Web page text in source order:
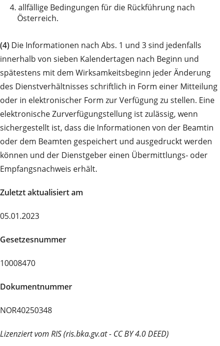
4. allfällige Bedingungen für die Rückführung nach
Österreich.
(4) Die Informationen nach Abs. 1 und 3 sind jedenfalls
innerhalb von sieben Kalendertagen nach Beginn und
spätestens mit dem Wirksamkeitsbeginn jeder Änderung
des Dienstverhältnisses schriftlich in Form einer Mitteilung
oder in elektronischer Form zur Verfügung zu stellen. Eine
elektronische Zurverfügungstellung ist zulässig, wenn
sichergestellt ist, dass die Informationen von der Beamtin
oder dem Beamten gespeichert und ausgedruckt werden
können und der Dienstgeber einen Übermittlungs- oder
Empfangsnachweis erhält.
Zuletzt aktualisiert am
05.01.2023
Gesetzesnummer
10008470
Dokumentnummer
NOR40250348
Lizenziert vom RIS (ris.bka.gv.at - CC BY 4.0 DEED)